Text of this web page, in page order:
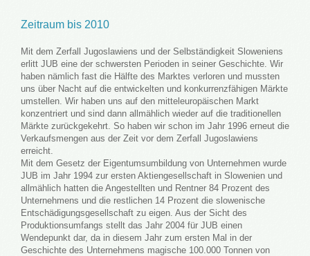
Zeitraum bis 2010
Mit dem Zerfall Jugoslawiens und der Selbständigkeit Sloweniens
erlitt JUB eine der schwersten Perioden in seiner Geschichte. Wir
haben nämlich fast die Hälfte des Marktes verloren und mussten
uns über Nacht auf die entwickelten und konkurrenzfähigen Märkte
umstellen. Wir haben uns auf den mitteleuropäischen Markt
konzentriert und sind dann allmählich wieder auf die traditionellen
Märkte zurückgekehrt. So haben wir schon im Jahr 1996 erneut die
Verkaufsmengen aus der Zeit vor dem Zerfall Jugoslawiens
erreicht.
Mit dem Gesetz der Eigentumsumbildung von Unternehmen wurde
JUB im Jahr 1994 zur ersten Aktiengesellschaft in Slowenien und
allmählich hatten die Angestellten und Rentner 84 Prozent des
Unternehmens und die restlichen 14 Prozent die slowenische
Entschädigungsgesellschaft zu eigen. Aus der Sicht des
Produktionsumfangs stellt das Jahr 2004 für JUB einen
Wendepunkt dar, da in diesem Jahr zum ersten Mal in der
Geschichte des Unternehmens magische 100.000 Tonnen von